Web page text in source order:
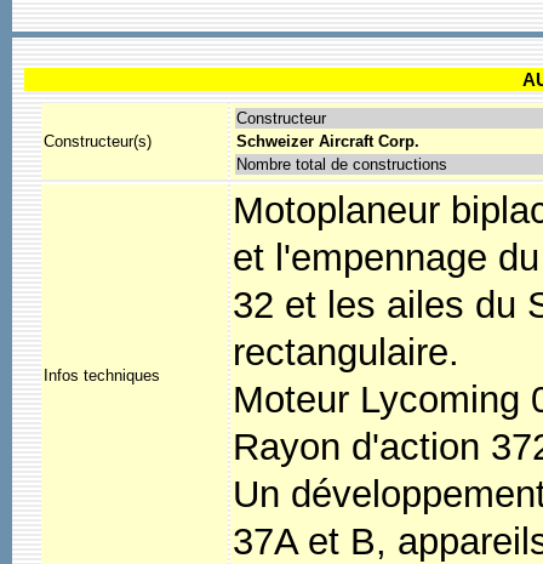
Constructeur(s)
Constructeur
Schweizer Aircraft Corp.
Nombre total de constructions
Infos techniques
Motoplaneur
et l'empennage
32 et les ailes du
rectangulaire.
Moteur Lycoming
Rayon d'action
Un
37A et B,